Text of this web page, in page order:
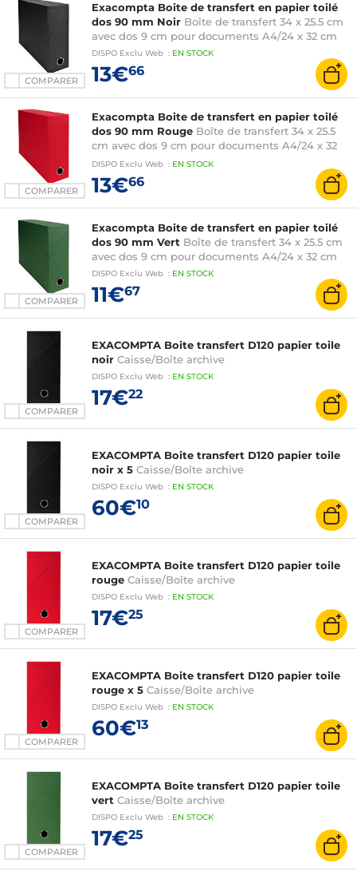
COMPARER
Exacompta Boite de transfert en papier toilé
dos 90 mm Noir Boîte de transfert 34 x 25.5 cm
avec dos 9 cm pour documents A4/24 x 32 cm
DISPO Exclu Web : EN STOCK
13€66
COMPARER
Exacompta Boite de transfert en papier toilé
dos 90 mm Rouge Boîte de transfert 34 x 25.5
cm avec dos 9 cm pour documents A4/24 x 32
cm
DISPO Exclu Web : EN STOCK
13€66
COMPARER
Exacompta Boite de transfert en papier toilé
dos 90 mm Vert Boîte de transfert 34 x 25.5 cm
avec dos 9 cm pour documents A4/24 x 32 cm
DISPO Exclu Web : EN STOCK
11€67
COMPARER
EXACOMPTA Boite transfert D120 papier toile
noir Caisse/Boîte archive
DISPO Exclu Web : EN STOCK
17€22
COMPARER
EXACOMPTA Boite transfert D120 papier toile
noir x 5 Caisse/Boîte archive
DISPO Exclu Web : EN STOCK
60€10
COMPARER
EXACOMPTA Boite transfert D120 papier toile
rouge Caisse/Boîte archive
DISPO Exclu Web : EN STOCK
17€25
COMPARER
EXACOMPTA Boite transfert D120 papier toile
rouge x 5 Caisse/Boîte archive
DISPO Exclu Web : EN STOCK
60€13
COMPARER
EXACOMPTA Boite transfert D120 papier toile
vert Caisse/Boîte archive
DISPO Exclu Web : EN STOCK
17€25